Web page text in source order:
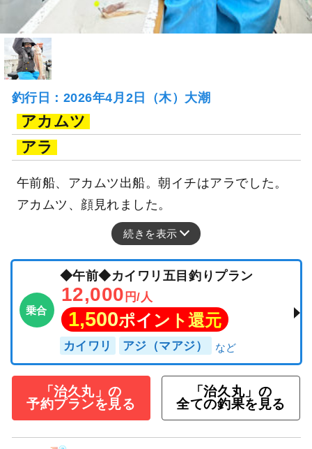
釣行日：2026年4月2日（木）大潮
アカムツ
アラ
午前船、アカムツ出船。朝イチはアラでした。
アカムツ、顔見れました。
続きを表示
乗合
◆午前◆カイワリ五目釣りプラン
12,000 円/人
1,500ポイント還元
カイワリ アジ（マアジ）
「治久丸」の
予約プランを見る
「治久丸」の
全ての釣果を見る